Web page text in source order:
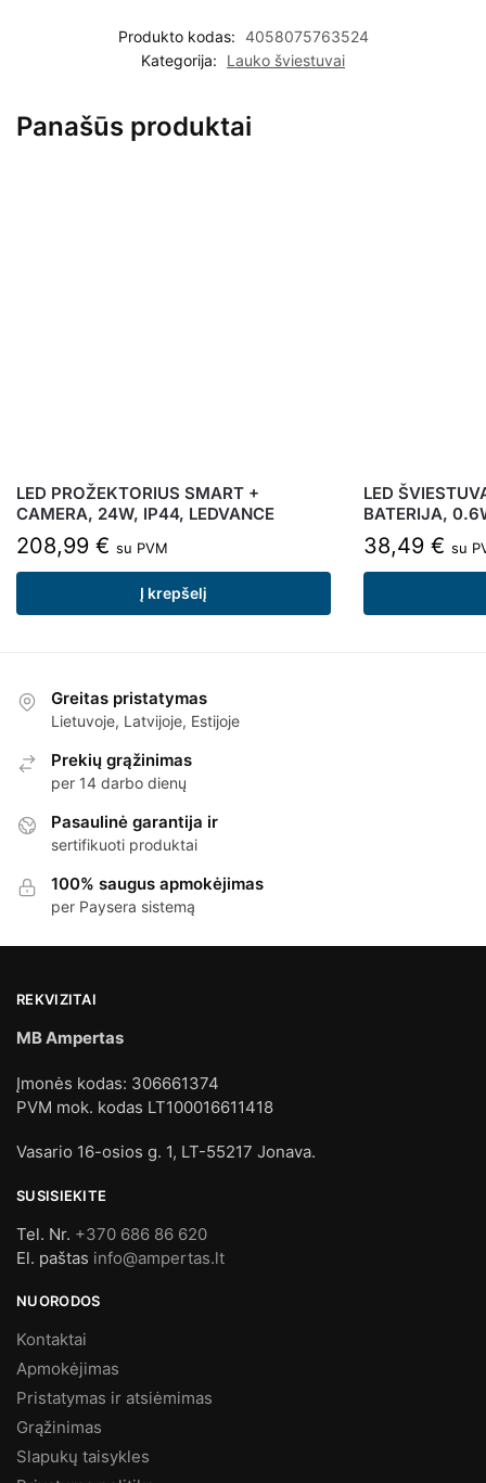
Produkto kodas: 4058075763524
Kategorija:
Lauko šviestuvai
Panašūs produktai
LED PROŽEKTORIUS SMART +
CAMERA, 24W, IP44, LEDVANCE
208,99 € su PVM
Į krepšelį
LED
BATERIJA,
38,49 € su
Greitas pristatymas
Lietuvoje, Latvijoje, Estijoje
Prekių grąžinimas
per 14 darbo dienų
Pasaulinė garantija ir
sertifikuoti produktai
100% saugus apmokėjimas
per Paysera sistemą
REKVIZITAI
MB Ampertas
Įmonės kodas: 306661374
PVM mok. kodas LT100016611418
Vasario 16-osios g. 1, LT-55217 Jonava.
SUSISIEKITE
Tel. Nr. +370 686 86 620
El. paštas info@ampertas.lt
NUORODOS
Kontaktai
Apmokėjimas
Pristatymas ir atsiėmimas
Grąžinimas
Slapukų taisykles